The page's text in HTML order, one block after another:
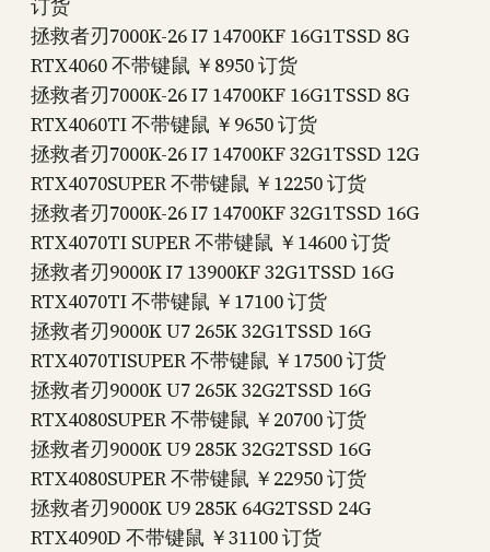
订货
拯救者刃7000K-26 I7 14700KF 16G1TSSD 8G
RTX4060 不带键鼠 ￥8950 订货
拯救者刃7000K-26 I7 14700KF 16G1TSSD 8G
RTX4060TI 不带键鼠 ￥9650 订货
拯救者刃7000K-26 I7 14700KF 32G1TSSD 12G
RTX4070SUPER 不带键鼠 ￥12250 订货
拯救者刃7000K-26 I7 14700KF 32G1TSSD 16G
RTX4070TI SUPER 不带键鼠 ￥14600 订货
拯救者刃9000K I7 13900KF 32G1TSSD 16G
RTX4070TI 不带键鼠 ￥17100 订货
拯救者刃9000K U7 265K 32G1TSSD 16G
RTX4070TISUPER 不带键鼠 ￥17500 订货
拯救者刃9000K U7 265K 32G2TSSD 16G
RTX4080SUPER 不带键鼠 ￥20700 订货
拯救者刃9000K U9 285K 32G2TSSD 16G
RTX4080SUPER 不带键鼠 ￥22950 订货
拯救者刃9000K U9 285K 64G2TSSD 24G
RTX4090D 不带键鼠 ￥31100 订货